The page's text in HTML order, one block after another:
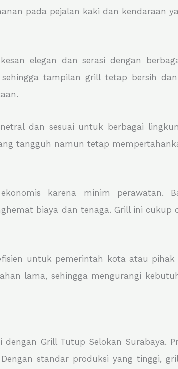
pada pejalan kaki dan kendaraan
elegan dan serasi dengan
tampilan grill tetap bersih
dan sesuai untuk berbagai
tangguh namun tetap
karena minim perawatan.
biaya dan tenaga. Grill ini cukup
untuk pemerintah kota atau
lama, sehingga mengurangi
Grill Tutup Selokan Surabaya.
standar produksi yang tinggi,